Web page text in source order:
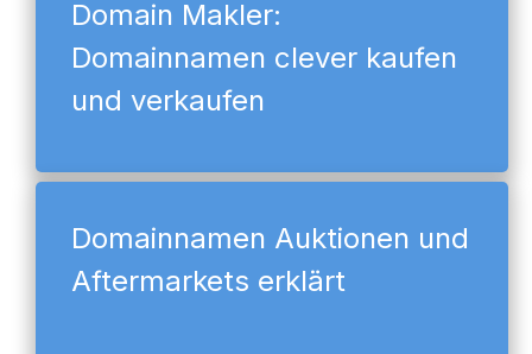
Domain Makler:
Domainnamen clever kaufen
und verkaufen
Domainnamen Auktionen und
Aftermarkets erklärt